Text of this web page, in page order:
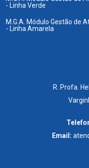
- Linha Verde
M.G.A. Módulo Gestão de
- Linha Amarela
R. Profa.
Email: